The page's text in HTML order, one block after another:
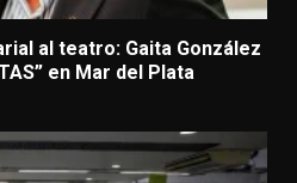
al teatro: Gaita González
en Mar del Plata